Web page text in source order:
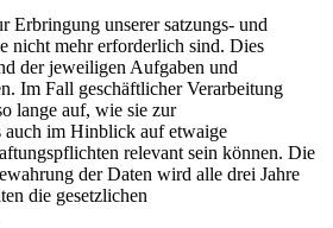
Erbringung unserer satzungs- und
nicht mehr erforderlich sind. Dies
der jeweiligen Aufgaben und
Im Fall geschäftlicher Verarbeitung
lange auf, wie sie zur
auch im Hinblick auf etwaige
relevant sein können. Die
der Daten wird alle drei Jahre
die gesetzlichen